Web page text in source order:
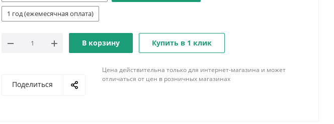
1 год (ежемесячная оплата)
В корзину Купить в 1 клик
Поделиться
Цена действительна только для интернет-магазина и может
отличаться от цен в розничных магазинах